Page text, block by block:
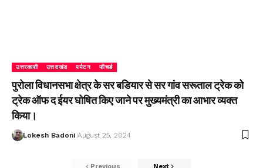
उत्तरकाशी उत्तराखंड पर्यटन फीचर्ड
पुरोला विधानसभा क्षेत्र के सर बडियार से सर गांव सरूताल ट्रेक को
ट्रेक ऑफ द ईयर घोषित किए जाने पर मुख्यमंत्री का आभार व्यक्त
किया।
Lokesh Badoni August 25, 2024